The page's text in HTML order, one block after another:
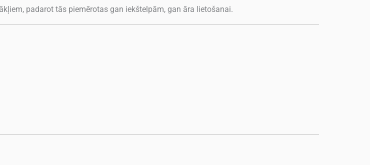
padarot tās piemērotas gan iekštelpām, gan āra lietošanai.